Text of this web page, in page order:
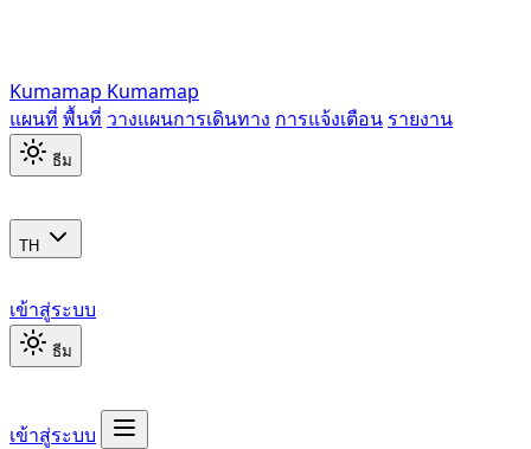
Kumamap Kumamap
แผนที่ พื้นที่ วางแผนการเดินทาง การแจ้งเตือน รายงาน
ธีม
TH
เข้าสู่ระบบ
ธีม
เข้าสู่ระบบ